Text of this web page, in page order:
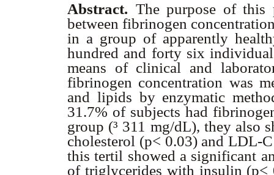
Abstract. The purpose of this
between fibrinogen
in a group of apparently
hundred and forty six
means of clinical and
fibrinogen concentration was
and lipids by enzymatic
31.7% of subjects had
group (³ 311 mg/dL), they also
cholesterol (p< 0.03) and LDL-
this tertil showed a significant
of triglycerides with insulin